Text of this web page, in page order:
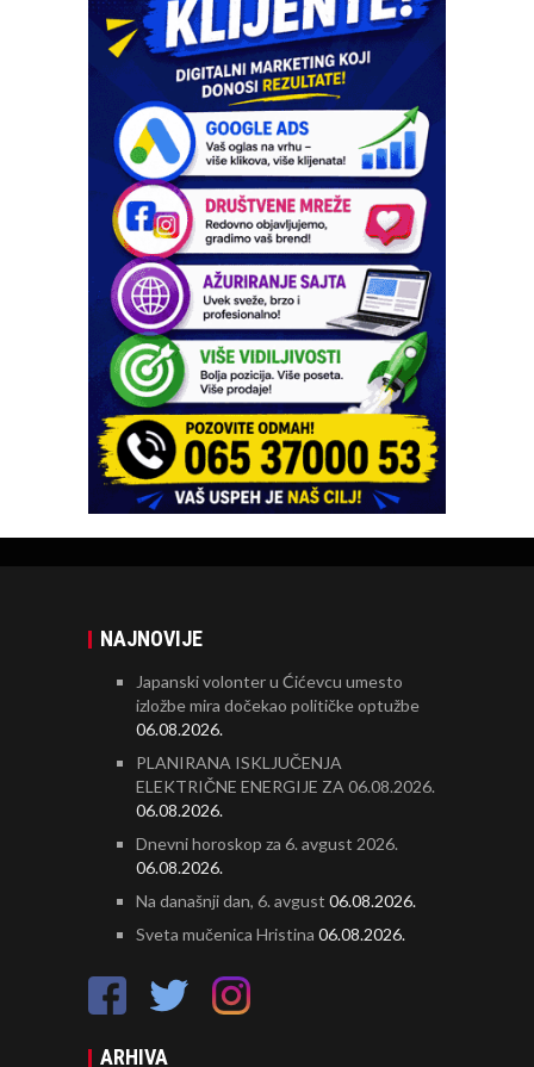
NAJNOVIJE
Japanski volonter u Ćićevcu umesto
izložbe mira dočekao političke optužbe
06.08.2026.
PLANIRANA ISKLJUČENJA
ELEKTRIČNE ENERGIJE ZA 06.08.2026.
06.08.2026.
Dnevni horoskop za 6. avgust 2026.
06.08.2026.
Na današnji dan, 6. avgust 06.08.2026.
Sveta mučenica Hristina 06.08.2026.
ARHIVA